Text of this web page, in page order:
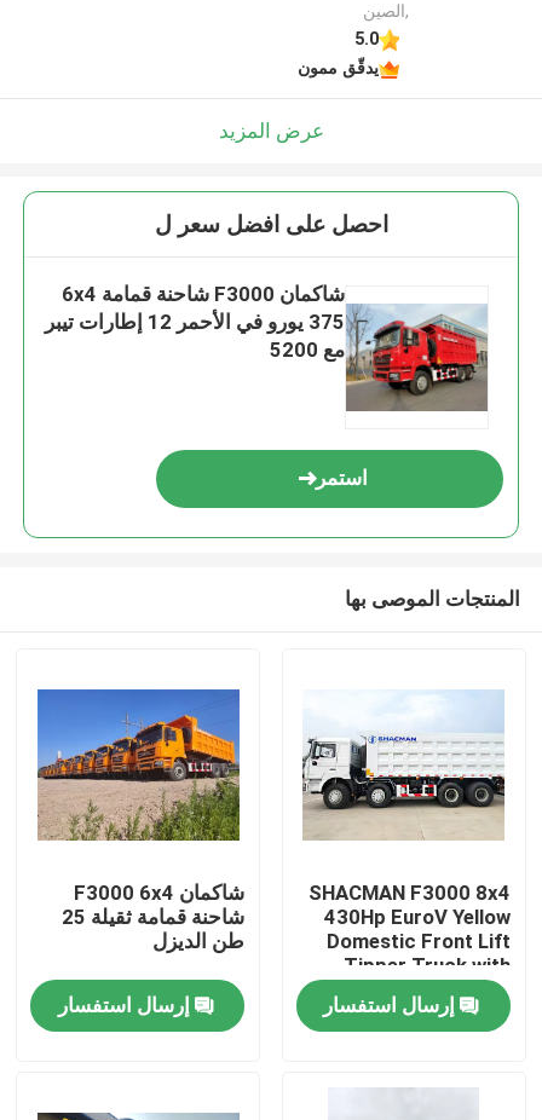
,الصين
5.0
يدقّق ممون
عرض المزيد
احصل على افضل سعر ل
شاكمان F3000 شاحنة قمامة 6x4
375 يورو في الأحمر 12 إطارات تيبر
مع 5200
استمر
المنتجات الموصى بها
SHACMAN F3000 8x4
430Hp EuroV Yellow
Domestic Front Lift
Tipper Truck with
300L Fuel Tank and
12.00R20 Tires
إرسال استفسار
شاكمان F3000 6x4
شاحنة قمامة ثقيلة 25
طن الديزل
إرسال استفسار